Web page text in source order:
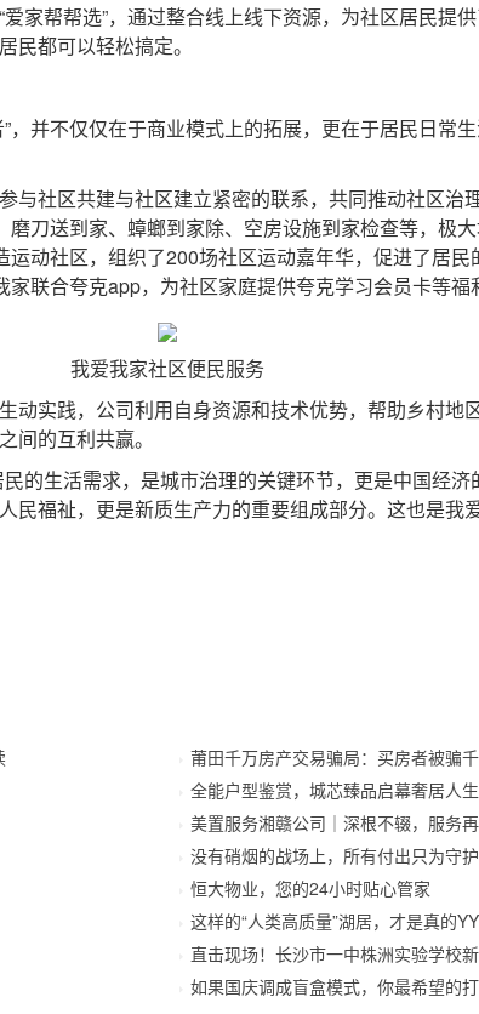
帮帮选”，通过整合线上线下资源，为社区居民提
民都可以轻松搞定。
并不仅仅在于商业模式上的拓展，更在于居民日常
社区共建与社区建立紧密的联系，共同推动社区治
刀送到家、蟑螂到家除、空房设施到家检查等，极
运动社区，组织了200场社区运动嘉年华，促进了居
联合夸克app，为社区家庭提供夸克学习会员卡等福
我爱我家社区便民服务
实践，公司利用自身资源和技术优势，帮助乡村地
间的互利共赢。
生活需求，是城市治理的关键环节，更是中国经济
民福祉，更是新质生产力的重要组成部分。这也是我
莆田千万房产交易骗局：买房者被骗
全能户型鉴赏，城芯臻品启幕奢居人生
美置服务湘赣公司｜深根不辍，服务
没有硝烟的战场上，所有付出只为守
恒大物业，您的24小时贴心管家
这样的“人类高质量”湖居，才是真的
直击现场！长沙市一中株洲实验学校
如果国庆调成盲盒模式，你最希望的打